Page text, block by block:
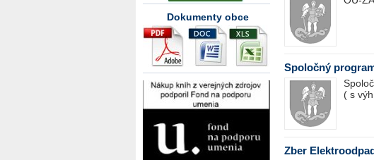
Dokumenty obce
Spoločný
( s
Zber